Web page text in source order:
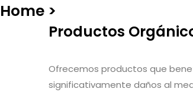
Home >
Productos
Ofrecemos productos que
significativamente daños al